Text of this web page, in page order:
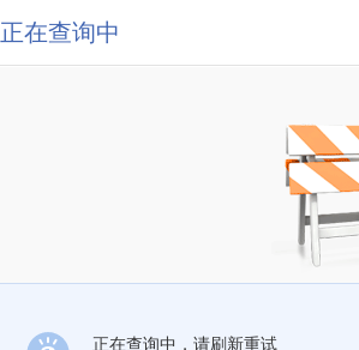
正在查询中
正在查询中，请刷新重试